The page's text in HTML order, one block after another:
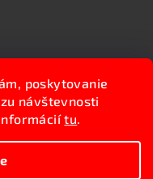
poskytovanie
návštevnosti
tu.